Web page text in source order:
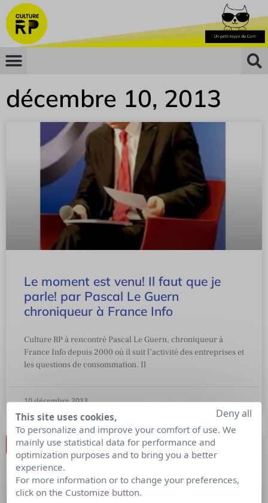
décembre 10, 2013
Le moment est venu! Il faut que je
parle! par Pascal Le Guern
chroniqueur à France Info
Culture RP à rencontré Pascal Le Guern, chroniqueur à
France Info depuis 2000 où il suit l’activité des entreprises et
les questions de consommation. Il
10 décembre 2013
This site uses cookies,
To personalize and improve your comfort of use. We
mainly use statistical data for performance and
optimization purposes and to bring you a better
experience.
For more information or to change your preferences,
click on the Customize button.
Deny all